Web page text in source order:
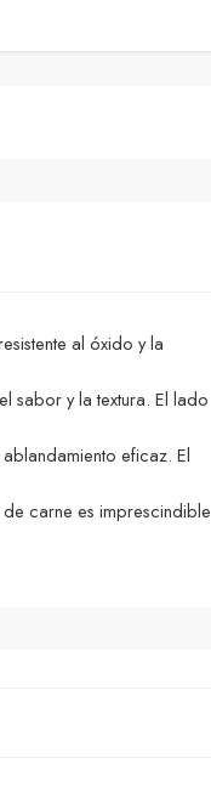
al óxido y la
sabor y la textura. El lado
eficaz. El
carne es imprescindible